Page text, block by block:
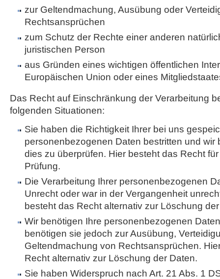
zur Geltendmachung, Ausübung oder
Rechtsansprüchen
zum Schutz der Rechte einer anderen
juristischen Person
aus Gründen eines wichtigen öffentlichen
Europäischen Union oder eines
Das Recht auf Einschränkung der Verarbeitung
folgenden Situationen:
Sie haben die Richtigkeit Ihrer bei uns
personenbezogenen Daten bestritten und wir
dies zu überprüfen. Hier besteht das Recht
Prüfung.
Die Verarbeitung Ihrer personenbezogenen
Unrecht oder war in der Vergangenheit
besteht das Recht alternativ zur Löschung
Wir benötigen Ihre personenbezogenen
benötigen sie jedoch zur Ausübung,
Geltendmachung von Rechtsansprüchen.
Recht alternativ zur Löschung der Daten.
Sie haben Widerspruch nach Art. 21 Abs. 1